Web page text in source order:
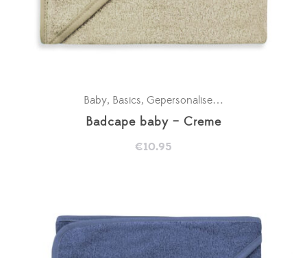
Baby, Basics, Gepersonaliseerde badcapes
Badcape baby – Creme
€10.95